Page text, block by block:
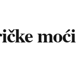
moći